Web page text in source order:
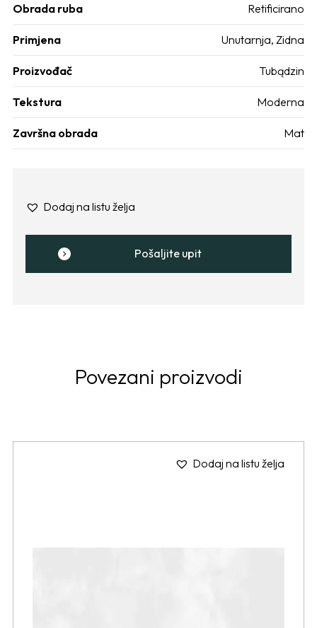
Obrada ruba Retificirano
Primjena Unutarnja, Zidna
Proizvođač Tubądzin
Tekstura Moderna
Završna obrada Mat
Dodaj na listu želja
Pošaljite upit
Povezani proizvodi
Dodaj na listu želja